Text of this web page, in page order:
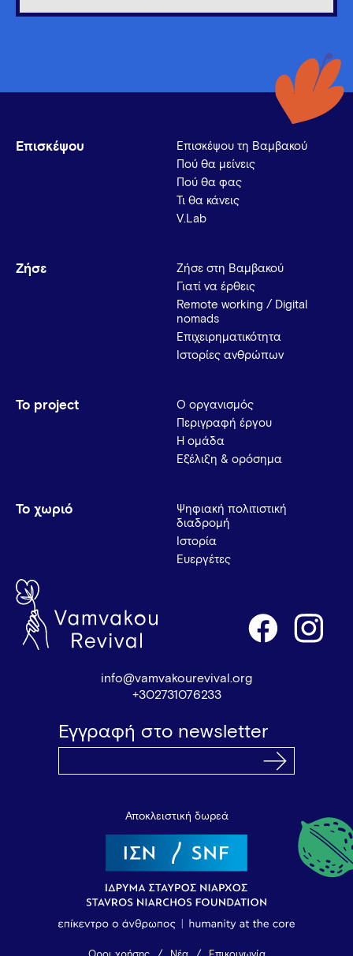
Επισκέψου
Επισκέψου τη Βαμβακού
Πού θα μείνεις
Πού θα φας
Τι θα κάνεις
V.Lab
Ζήσε
Ζήσε στη Βαμβακού
Γιατί να έρθεις
Remote working / Digital
nomads
Επιχειρηματικότητα
Ιστορίες ανθρώπων
Το project
Ο οργανισμός
Περιγραφή έργου
Η ομάδα
Εξέλιξη & ορόσημα
Το χωριό
Ψηφιακή πολιτιστική
διαδρομή
Ιστορία
Ευεργέτες
info@vamvakourevival.org
+302731076233
Εγγραφή στο newsletter
Αποκλειστική δωρεά